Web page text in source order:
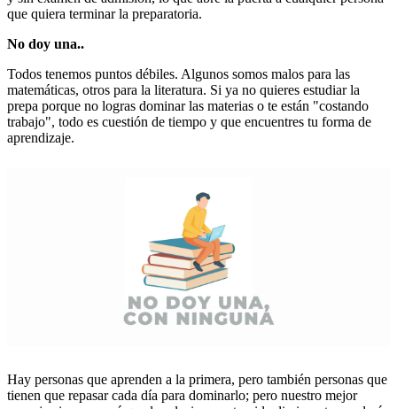
que quiera terminar la preparatoria.
No doy una..
Todos tenemos puntos débiles. Algunos somos malos para las
matemáticas, otros para la literatura. Si ya no quieres estudiar la
prepa porque no logras dominar las materias o te están "costando
trabajo", todo es cuestión de tiempo y que encuentres tu forma de
aprendizaje.
Hay personas que aprenden a la primera, pero también personas que
tienen que repasar cada día para dominarlo; pero nuestro mejor